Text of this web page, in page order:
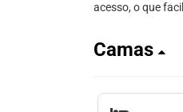
acesso, o que
Camas